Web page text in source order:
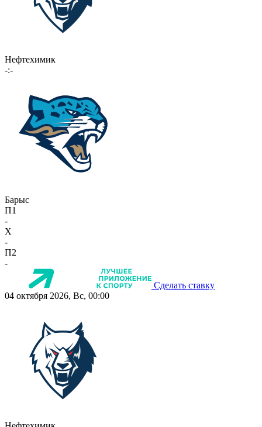
Нефтехимик
-:-
Барыс
П1
-
X
-
П2
-
Сделать ставку
04 октября 2026, Вс, 00:00